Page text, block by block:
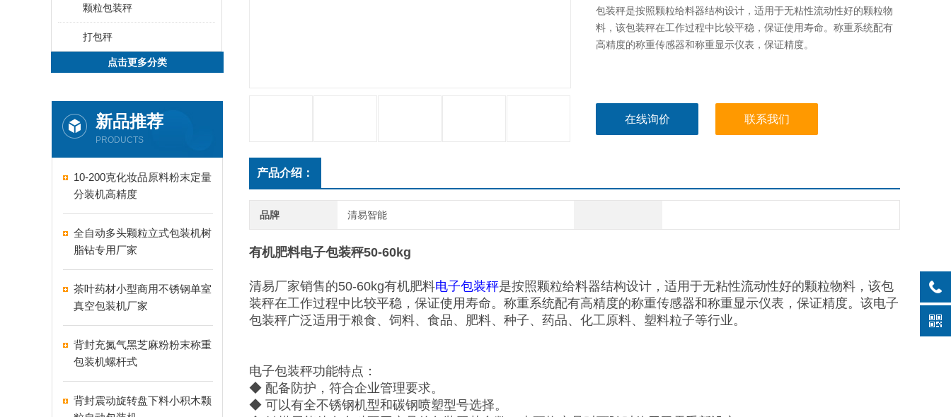
颗粒包装秤
打包秤
点击更多分类
新品推荐
PRODUCTS
10-200克化妆品原料粉末定量
分装机高精度
全自动多头颗粒立式包装机树
脂钻专用厂家
茶叶药材小型商用不锈钢单室
真空包装机厂家
背封充氮气黑芝麻粉粉末称重
包装机螺杆式
背封震动旋转盘下料小积木颗
包装秤是按照颗粒给料器结构设计，适用于无粘性流动性好的颗粒物
料，该包装秤在工作过程中比较平稳，保证使用寿命。称重系统配有
高精度的称重传感器和称重显示仪表，保证精度。
在线询价 联系我们
产品介绍：
品牌 清易智能
有机肥料电子包装秤50-60kg
清易厂家销售的50-60kg有机肥料电子包装秤是按照颗粒给料器结构设计，适用于无粘性流动性好的颗粒物料，该包
装秤在工作过程中比较平稳，保证使用寿命。称重系统配有高精度的称重传感器和称重显示仪表，保证精度。该电子
包装秤广泛适用于粮食、饲料、食品、肥料、种子、药品、化工原料、塑料粒子等行业。
电子包装秤功能特点：
◆ 配备防护，符合企业管理要求。
◆ 可以有全不锈钢机型和碳钢喷塑型号选择。